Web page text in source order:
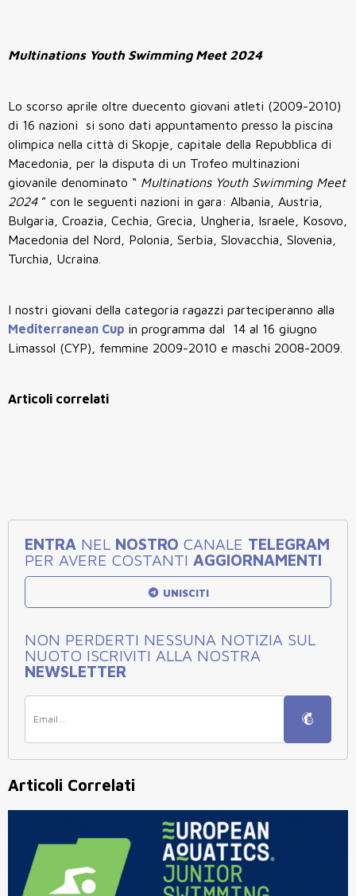
Multinations Youth Swimming Meet 2024
Lo scorso aprile oltre duecento giovani atleti (2009-2010)
di 16 nazioni si sono dati appuntamento presso la piscina
olimpica nella città di Skopje, capitale della Repubblica di
Macedonia, per la disputa di un Trofeo multinazioni
giovanile denominato “ Multinations Youth Swimming Meet
2024 ” con le seguenti nazioni in gara: Albania, Austria,
Bulgaria, Croazia, Cechia, Grecia, Ungheria, Israele, Kosovo,
Macedonia del Nord, Polonia, Serbia, Slovacchia, Slovenia,
Turchia, Ucraina.
I nostri giovani della categoria ragazzi parteciperanno alla
Mediterranean Cup in programma dal 14 al 16 giugno
Limassol (CYP), femmine 2009-2010 e maschi 2008-2009.
Articoli correlati
ENTRA NEL NOSTRO CANALE TELEGRAM
PER AVERE COSTANTI AGGIORNAMENTI
UNISCITI
NON PERDERTI NESSUNA NOTIZIA SUL
NUOTO ISCRIVITI ALLA NOSTRA
NEWSLETTER
Articoli Correlati